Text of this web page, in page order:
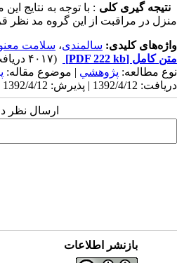
نتیجه گیری کلی : با توجه به نتایج
منزل در مراقبت از این گروه مد نظر
واژه‌های کلیدی: سالمندی، سلامت
متن کامل [PDF 222 kb]
(۴۰۱۷ دریافت)
نوع مطالعه: پژوهشي | موضوع مقاله:
دریافت: 1392/4/12 | پذیرش: 1392/4/12 | انتشار: 1392/4/12
ارسال نظر
بازنشر اطلاعات